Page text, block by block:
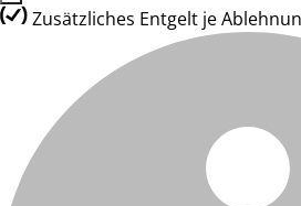
Zusätzliches Entgelt je